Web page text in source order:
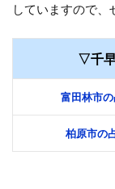
していますので、
▽千
富田林市
柏原市の